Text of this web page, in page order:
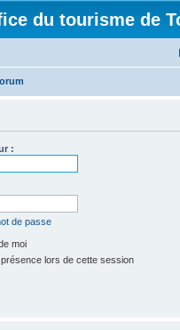
du tourisme de
:
de passe
moi
lors de cette session